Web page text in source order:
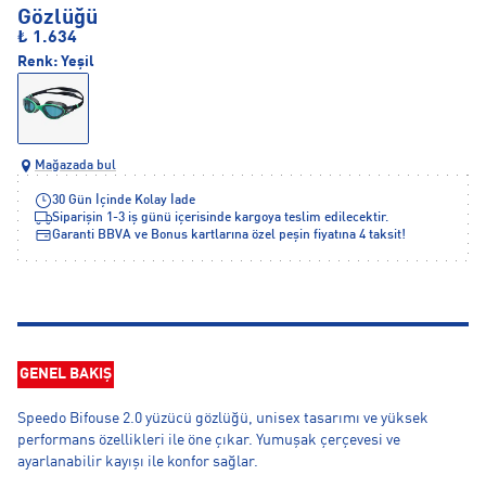
Gözlüğü
₺ 1.634
Renk: Yeşil
Mağazada bul
30 Gün İçinde Kolay İade
Siparişin 1-3 iş günü içerisinde kargoya teslim edilecektir.
Garanti BBVA ve Bonus kartlarına özel peşin fiyatına 4 taksit!
GENEL BAKIŞ
Speedo Bifouse 2.0 yüzücü gözlüğü, unisex tasarımı ve yüksek
performans özellikleri ile öne çıkar. Yumuşak çerçevesi ve
ayarlanabilir kayışı ile konfor sağlar.